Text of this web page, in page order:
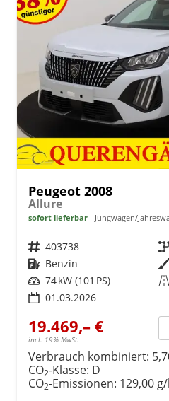
Peugeot 2008
Allure
sofort lieferbar Jungwagen/
Fahrzeugnr. 403738 Getriebe
Kraftstoff Benzin Außenfarbe
Leistung 74 kW (101 PS) Kilometerstand
01.03.2026
19.469,– €
incl. 19% MwSt.
Verbrauch kombiniert:
CO2-Klasse: D
CO2-Emissionen: 129,00